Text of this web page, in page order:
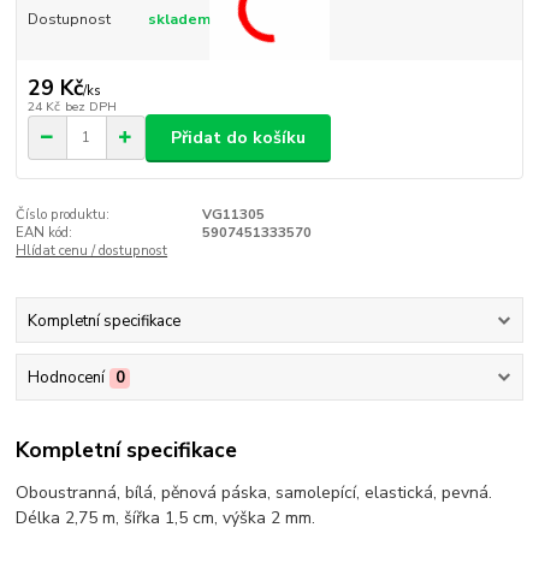
Dostupnost skladem
29 Kč/ks
24 Kč bez DPH
Přidat do košíku
Číslo produktu:
VG11305
EAN kód:
5907451333570
Hlídat cenu / dostupnost
Kompletní specifikace
Hodnocení 0
Kompletní specifikace
Oboustranná, bílá, pěnová páska, samolepící, elastická, pevná.
Délka 2,75 m, šířka 1,5 cm, výška 2 mm.